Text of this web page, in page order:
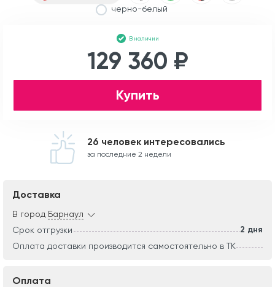
черно-белый
В наличии
129 360 ₽
Купить
26 человек интересовались
за последние 2 недели
Доставка
В город Барнаул
Срок отгрузки
2 дня
Оплата доставки производится самостоятельно в ТК
Оплата